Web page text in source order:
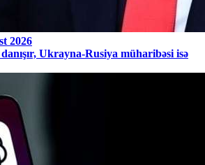
2026
Ukrayna-Rusiya müharibəsi isə